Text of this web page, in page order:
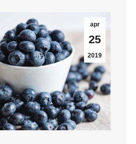
apr
25
2019